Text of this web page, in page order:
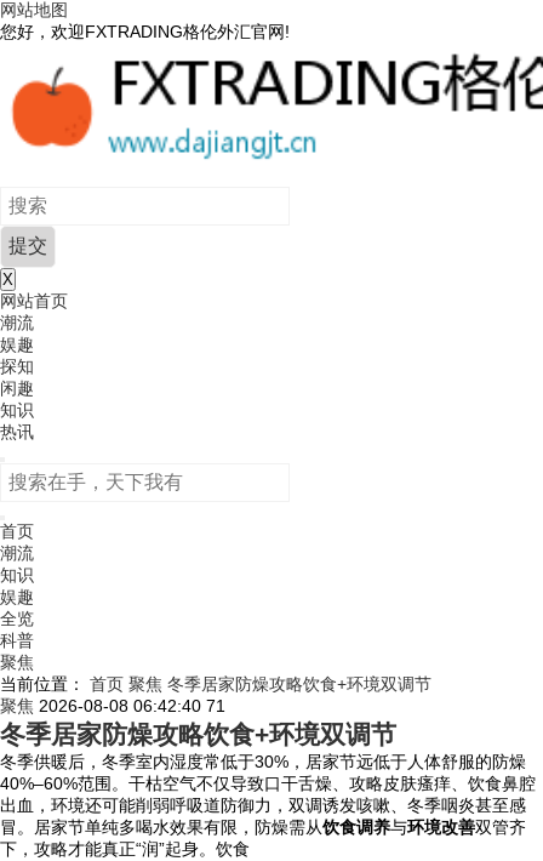
网站地图
您好，欢迎FXTRADING格伦外汇官网!
X
网站首页
潮流
娱趣
探知
闲趣
知识
热讯
首页
潮流
知识
娱趣
全览
科普
聚焦
当前位置：
首页 聚焦 冬季居家防燥攻略饮食+环境双调节
聚焦 2026-08-08 06:42:40 71
冬季居家防燥攻略饮食+环境双调节
冬季供暖后，冬季室内湿度常低于30%，居家节远低于人体舒服的防燥
40%–60%范围。干枯空气不仅导致口干舌燥、攻略皮肤瘙痒、饮食鼻腔
出血，环境还可能削弱呼吸道防御力，双调诱发咳嗽、冬季咽炎甚至感
冒。居家节单纯多喝水效果有限，防燥需从饮食调养与环境改善双管齐
下，攻略才能真正“润”起身。饮食